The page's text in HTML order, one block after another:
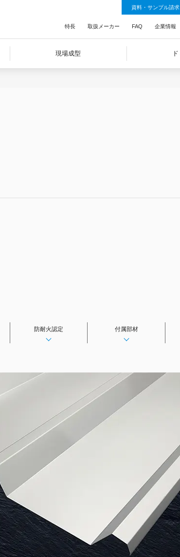
現場成型
特長 取扱メーカー FAQ 企業情報
資料・サンプル請求
防耐火認定 付属部材